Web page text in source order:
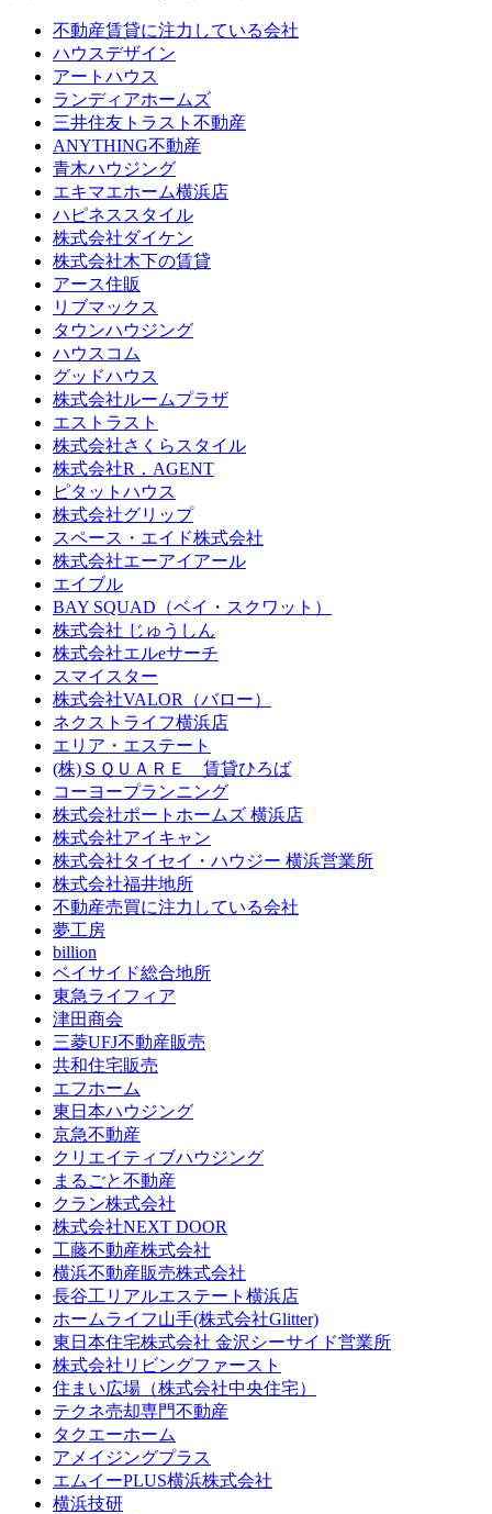
不動産賃貸に注力している会社
ハウスデザイン
アートハウス
ランディアホームズ
三井住友トラスト不動産
ANYTHING不動産
青木ハウジング
エキマエホーム横浜店
ハピネススタイル
株式会社ダイケン
株式会社木下の賃貸
アース住販
リブマックス
タウンハウジング
ハウスコム
グッドハウス
株式会社ルームプラザ
エストラスト
株式会社さくらスタイル
株式会社R．AGENT
ピタットハウス
株式会社グリップ
スペース・エイド株式会社
株式会社エーアイアール
エイブル
BAY SQUAD（ベイ・スクワット）
株式会社 じゅうしん
株式会社エルeサーチ
スマイスター
株式会社VALOR（バロー）
ネクストライフ横浜店
エリア・エステート
(株)ＳＱＵＡＲＥ 賃貸ひろば
コーヨープランニング
株式会社ポートホームズ 横浜店
株式会社アイキャン
株式会社タイセイ・ハウジー 横浜営業所
株式会社福井地所
不動産売買に注力している会社
夢工房
billion
ベイサイド総合地所
東急ライフィア
津田商会
三菱UFJ不動産販売
共和住宅販売
エフホーム
東日本ハウジング
京急不動産
クリエイティブハウジング
まるごと不動産
クラン株式会社
株式会社NEXT DOOR
工藤不動産株式会社
横浜不動産販売株式会社
長谷工リアルエステート横浜店
ホームライフ山手(株式会社Glitter)
東日本住宅株式会社 金沢シーサイド営業所
株式会社リビングファースト
住まい広場（株式会社中央住宅）
テクネ売却専門不動産
タクエーホーム
アメイジングプラス
エムイーPLUS横浜株式会社
横浜技研